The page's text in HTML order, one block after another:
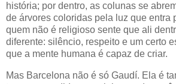
história; por dentro, as colunas se
de árvores coloridas pela luz que entra
quem não é religioso sente que ali
diferente: silêncio, respeito e um certo
que a mente humana é capaz de criar.
Mas Barcelona não é só Gaudí. Ela é